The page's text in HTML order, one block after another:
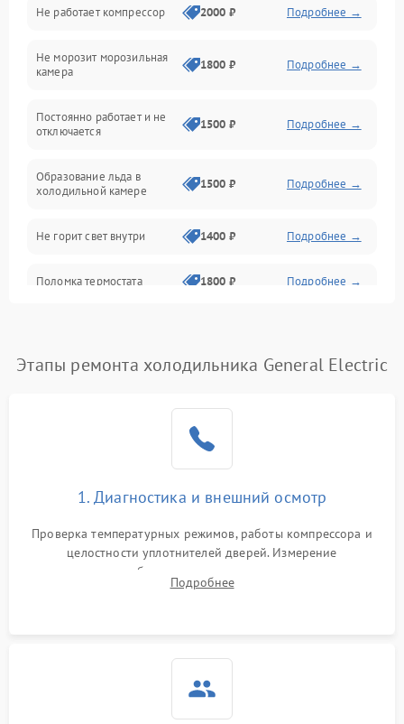
Электропитание
Дренаж
Не работает компрессор 2000 ₽ Подробнее →
Не морозит морозильная
камера
1800 ₽ Подробнее →
Постоянно работает и не
отключается
1500 ₽ Подробнее →
Образование льда в
холодильной камере
1500 ₽ Подробнее →
Не горит свет внутри 1400 ₽ Подробнее →
Поломка термостата 1800 ₽ Подробнее →
Поломка системы No Frost 2600 ₽ Подробнее →
работе
2000 ₽ Подробнее →
1000 ₽
1800 ₽
Этапы ремонта холодильника General Electric
1. Диагностика и внешний осмотр
Проверка температурных режимов, работы компрессора и
целостности уплотнителей дверей. Измерение
сопротивления обмоток мотора, проверка термостата и
считывание кодов ошибок с электронного дисплея.
Подробнее